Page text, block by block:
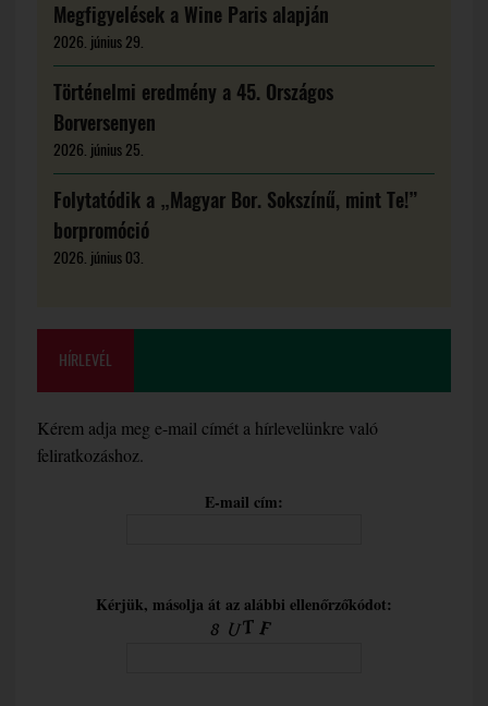
Megfigyelések a Wine Paris alapján
2026. június 29.
Történelmi eredmény a 45. Országos
Borversenyen
2026. június 25.
Folytatódik a „Magyar Bor. Sokszínű, mint Te!”
borpromóció
2026. június 03.
HÍRLEVÉL
Kérem adja meg e-mail címét a hírlevelünkre való
feliratkozáshoz.
E-mail cím:
Kérjük, másolja át az alábbi ellenőrzőkódot: